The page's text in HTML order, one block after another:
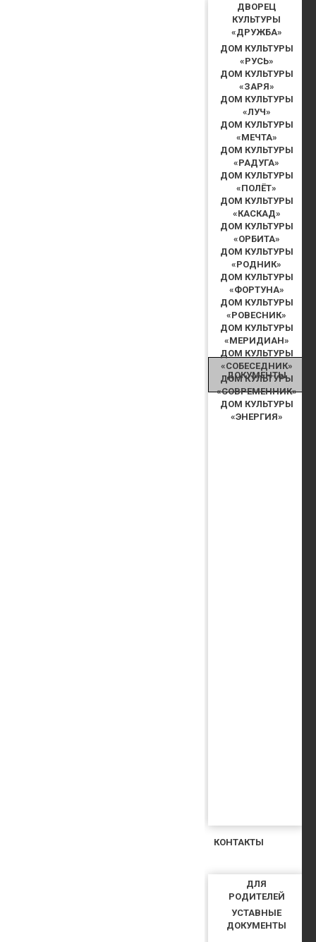
ДВОРЕЦ
КУЛЬТУРЫ
«ДРУЖБА»
ДОМ КУЛЬТУРЫ
«РУСЬ»
ДОМ КУЛЬТУРЫ
«ЗАРЯ»
ДОМ КУЛЬТУРЫ
«ЛУЧ»
ДОМ КУЛЬТУРЫ
«МЕЧТА»
ДОМ КУЛЬТУРЫ
«РАДУГА»
ДОМ КУЛЬТУРЫ
«ПОЛЁТ»
ДОМ КУЛЬТУРЫ
«КАСКАД»
ДОМ КУЛЬТУРЫ
«ОРБИТА»
ДОМ КУЛЬТУРЫ
«РОДНИК»
ДОМ КУЛЬТУРЫ
«ФОРТУНА»
ДОМ КУЛЬТУРЫ
«РОВЕСНИК»
ДОМ КУЛЬТУРЫ
«МЕРИДИАН»
ДОМ КУЛЬТУРЫ
«СОБЕСЕДНИК»
ДОМ КУЛЬТУРЫ
«СОВРЕМЕННИК»
ДОМ КУЛЬТУРЫ
«ЭНЕРГИЯ»
ДОКУМЕНТЫ
ДЛЯ
РОДИТЕЛЕЙ
УСТАВНЫЕ
ДОКУМЕНТЫ
КОНТАКТЫ